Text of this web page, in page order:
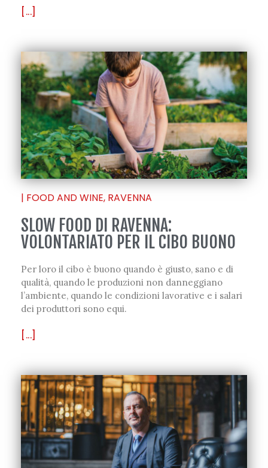
[...]
| FOOD AND WINE, RAVENNA
SLOW FOOD DI RAVENNA:
VOLONTARIATO PER IL CIBO BUONO
Per loro il cibo è buono quando è giusto, sano e di
qualità, quando le produzioni non danneggiano
l’ambiente, quando le condizioni lavorative e i salari
dei produttori sono equi.
[...]